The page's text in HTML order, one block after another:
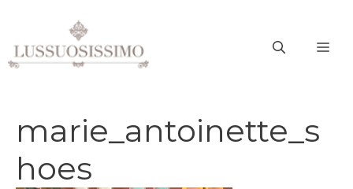
contenuto
marie_antoinette_s
hoes